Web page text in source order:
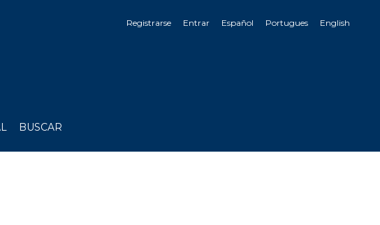
Registrarse Entrar Español Portugues English
BUSCAR